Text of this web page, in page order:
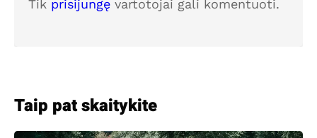
Tik prisijungę vartotojai gali komentuoti.
Taip pat skaitykite